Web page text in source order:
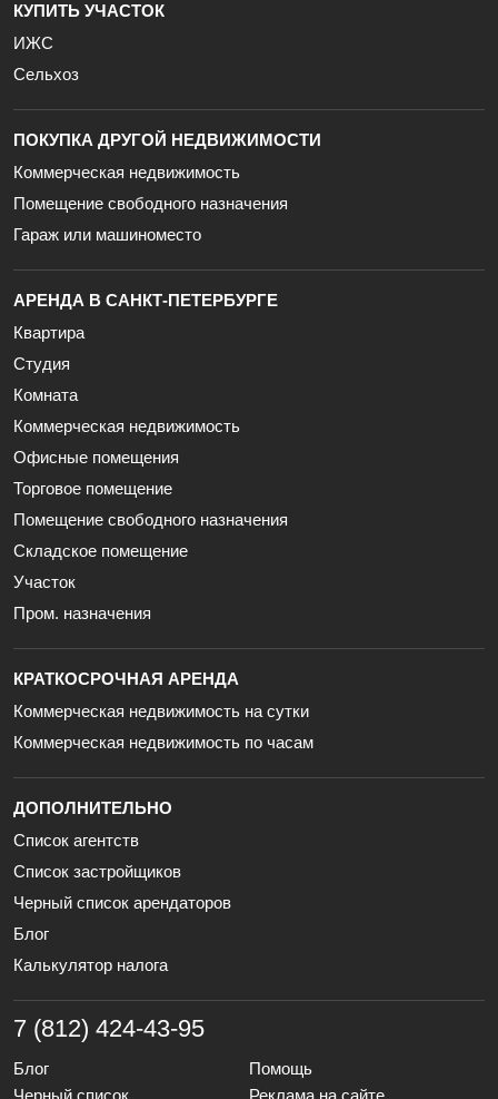
КУПИТЬ УЧАСТОК
ИЖС
Сельхоз
ПОКУПКА ДРУГОЙ НЕДВИЖИМОСТИ
Коммерческая недвижимость
Помещение свободного назначения
Гараж или машиноместо
АРЕНДА В САНКТ-ПЕТЕРБУРГЕ
Квартира
Студия
Комната
Коммерческая недвижимость
Офисные помещения
Торговое помещение
Помещение свободного назначения
Складское помещение
Участок
Пром. назначения
КРАТКОСРОЧНАЯ АРЕНДА
Коммерческая недвижимость на сутки
Коммерческая недвижимость по часам
ДОПОЛНИТЕЛЬНО
Список агентств
Список застройщиков
Черный список арендаторов
Блог
Калькулятор налога
7 (812) 424-43-95
Блог
Помощь